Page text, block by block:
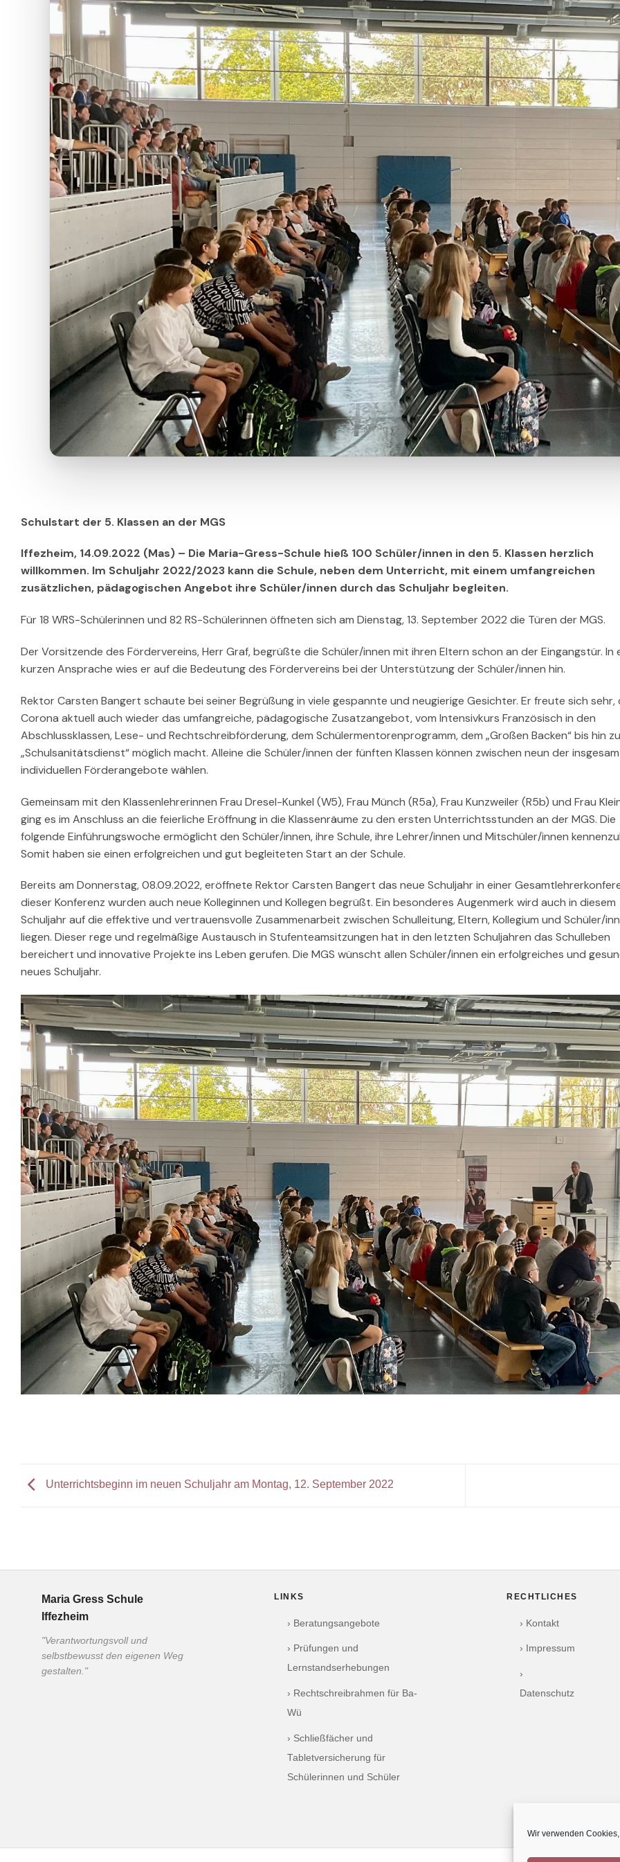
Wir verwenden
Schulstart der 5. Klassen an der MGS
Iffezheim, 14.09.2022 (Mas) – Die Maria-Gress-Schule hieß 100 Schüler/innen in den 5. Klassen herzlich
willkommen. Im Schuljahr 2022/2023 kann die Schule, neben dem Unterricht, mit einem umfangreichen
zusätzlichen, pädagogischen Angebot ihre Schüler/innen durch das Schuljahr begleiten.
Für 18 WRS-Schülerinnen und 82 RS-Schülerinnen öffneten sich am Dienstag, 13. September 2022 die Türen der MGS.
Der Vorsitzende des Fördervereins, Herr Graf, begrüßte die Schüler/innen mit ihren Eltern schon an der Eingangstür. In
kurzen Ansprache wies er auf die Bedeutung des Fördervereins bei der Unterstützung der Schüler/innen hin.
Rektor Carsten Bangert schaute bei seiner Begrüßung in viele gespannte und neugierige Gesichter. Er freute sich sehr,
Corona aktuell auch wieder das umfangreiche, pädagogische Zusatzangebot, vom Intensivkurs Französisch in den
Abschlussklassen, Lese- und Rechtschreibförderung, dem Schülermentorenprogramm, dem „Großen Backen“ bis hin
„Schulsanitätsdienst“ möglich macht. Alleine die Schüler/innen der fünften Klassen können zwischen neun der
individuellen Förderangebote wählen.
Gemeinsam mit den Klassenlehrerinnen Frau Dresel-Kunkel (W5), Frau Münch (R5a), Frau Kunzweiler (R5b) und Frau
ging es im Anschluss an die feierliche Eröffnung in die Klassenräume zu den ersten Unterrichtsstunden an der MGS. Die
folgende Einführungswoche ermöglicht den Schüler/innen, ihre Schule, ihre Lehrer/innen und Mitschüler/innen
Somit haben sie einen erfolgreichen und gut begleiteten Start an der Schule.
Bereits am Donnerstag, 08.09.2022, eröffnete Rektor Carsten Bangert das neue Schuljahr in einer
dieser Konferenz wurden auch neue Kolleginnen und Kollegen begrüßt. Ein besonderes Augenmerk wird auch in diesem
Schuljahr auf die effektive und vertrauensvolle Zusammenarbeit zwischen Schulleitung, Eltern, Kollegium und Schüler/
liegen. Dieser rege und regelmäßige Austausch in Stufenteamsitzungen hat in den letzten Schuljahren das Schulleben
bereichert und innovative Projekte ins Leben gerufen. Die MGS wünscht allen Schüler/innen ein erfolgreiches und
neues Schuljahr.
Unterrichtsbeginn im neuen Schuljahr am Montag, 12. September 2022
Maria Gress Schule
Iffezheim
"Verantwortungsvoll und
selbstbewusst den eigenen Weg
gestalten."
LINKS
› Beratungsangebote
› Prüfungen und
Lernstandserhebungen
› Rechtschreibrahmen für Ba-
Wü
› Schließfächer und
Tabletversicherung für
Schülerinnen und Schüler
RECHTLICHES
› Kontakt
› Impressum
›
Datenschutz